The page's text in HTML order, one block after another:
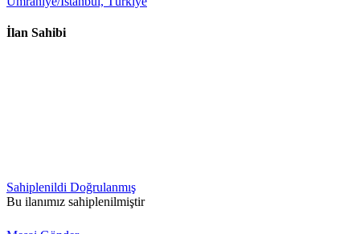
İlan Sahibi
Sahiplenildi Doğrulanmış
Bu ilanımız sahiplenilmiştir